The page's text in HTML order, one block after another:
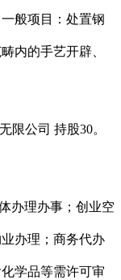
般项目：处置钢
内的手艺开辟、
公司 持股30。
办理办事；创业空
办理；商务代办
学品等需许可审